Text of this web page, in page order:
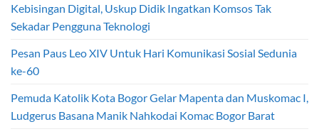
Kebisingan Digital, Uskup Didik Ingatkan Komsos Tak
Sekadar Pengguna Teknologi
Pesan Paus Leo XIV Untuk Hari Komunikasi Sosial Sedunia
ke-60
Pemuda Katolik Kota Bogor Gelar Mapenta dan Muskomac I,
Ludgerus Basana Manik Nahkodai Komac Bogor Barat